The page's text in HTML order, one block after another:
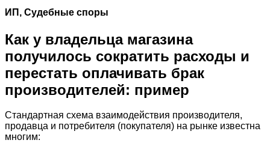
ИП, Судебные споры
Как у владельца магазина
получилось сократить расходы и
перестать оплачивать брак
производителей: пример
Стандартная схема взаимодействия производителя,
продавца и потребителя (покупателя) на рынке известна
многим: